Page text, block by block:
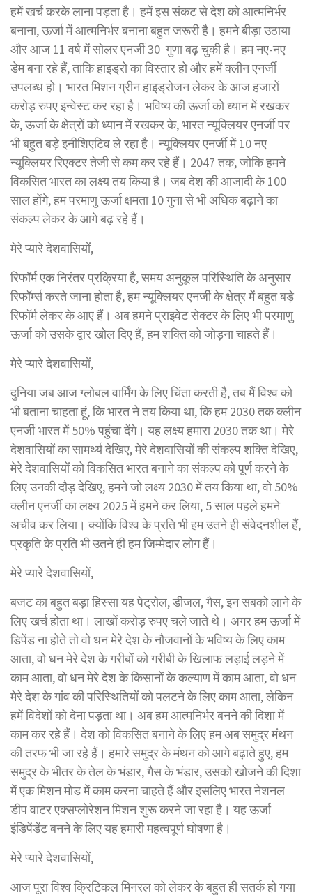
हमें खर्च करके लाना पड़ता है। हमें इस संकट से देश को आत्मनिर्भर
बनाना, ऊर्जा में आत्मनिर्भर बनाना बहुत जरूरी है। हमने बीड़ा उठाया
और आज 11 वर्ष में सोलर एनर्जी 30 गुणा बढ़ चुकी है। हम नए-नए
डेम बना रहे हैं, ताकि हाइड्रो का विस्तार हो और हमें क्लीन एनर्जी
उपलब्ध हो। भारत मिशन ग्रीन हाइड्रोजन लेकर के आज हजारों
करोड़ रुपए इन्वेस्ट कर रहा है। भविष्य की ऊर्जा को ध्यान में रखकर
के, ऊर्जा के क्षेत्रों को ध्यान में रखकर के, भारत न्यूक्लियर एनर्जी पर
भी बहुत बड़े इनीशिएटिव ले रहा है। न्यूक्लियर एनर्जी में 10 नए
न्यूक्लियर रिएक्टर तेजी से कम कर रहे हैं। 2047 तक, जोकि हमने
विकसित भारत का लक्ष्य तय किया है। जब देश की आजादी के 100
साल होंगे, हम परमाणु ऊर्जा क्षमता 10 गुना से भी अधिक बढ़ाने का
संकल्प लेकर के आगे बढ़ रहे हैं।
मेरे प्यारे देशवासियों,
रिफॉर्म एक निरंतर प्रक्रिया है, समय अनुकूल परिस्थिति के अनुसार
रिफॉर्म्स करते जाना होता है, हम न्यूक्लियर एनर्जी के क्षेत्र में बहुत बड़े
रिफॉर्म लेकर के आए हैं। अब हमने प्राइवेट सेक्टर के लिए भी परमाणु
ऊर्जा को उसके द्वार खोल दिए हैं, हम शक्ति को जोड़ना चाहते हैं।
मेरे प्यारे देशवासियों,
दुनिया जब आज ग्लोबल वार्मिंग के लिए चिंता करती है, तब मैं विश्व को
भी बताना चाहता हूं, कि भारत ने तय किया था, कि हम 2030 तक क्लीन
एनर्जी भारत में 50% पहुंचा देंगे। यह लक्ष्य हमारा 2030 तक था। मेरे
देशवासियों का सामर्थ्य देखिए, मेरे देशवासियों की संकल्प शक्ति देखिए,
मेरे देशवासियों को विकसित भारत बनाने का संकल्प को पूर्ण करने के
लिए उनकी दौड़ देखिए, हमने जो लक्ष्य 2030 में तय किया था, वो 50%
क्लीन एनर्जी का लक्ष्य 2025 में हमने कर लिया, 5 साल पहले हमने
अचीव कर लिया। क्योंकि विश्व के प्रति भी हम उतने ही संवेदनशील हैं,
प्रकृति के प्रति भी उतने ही हम जिम्मेदार लोग हैं।
मेरे प्यारे देशवासियों,
बजट का बहुत बड़ा हिस्सा यह पेट्रोल, डीजल, गैस, इन सबको लाने के
लिए खर्च होता था। लाखों करोड़ रुपए चले जाते थे। अगर हम ऊर्जा में
डिपेंड ना होते तो वो धन मेरे देश के नौजवानों के भविष्य के लिए काम
आता, वो धन मेरे देश के गरीबों को गरीबी के खिलाफ लड़ाई लड़ने में
काम आता, वो धन मेरे देश के किसानों के कल्याण में काम आता, वो धन
मेरे देश के गांव की परिस्थितियों को पलटने के लिए काम आता, लेकिन
हमें विदेशों को देना पड़ता था। अब हम आत्मनिर्भर बनने की दिशा में
काम कर रहे हैं। देश को विकसित बनाने के लिए हम अब समुद्र मंथन
की तरफ भी जा रहे हैं। हमारे समुद्र के मंथन को आगे बढ़ाते हुए, हम
समुद्र के भीतर के तेल के भंडार, गैस के भंडार, उसको खोजने की दिशा
में एक मिशन मोड में काम करना चाहते हैं और इसलिए भारत नेशनल
डीप वाटर एक्सप्लोरेशन मिशन शुरू करने जा रहा है। यह ऊर्जा
इंडिपेंडेंट बनने के लिए यह हमारी महत्वपूर्ण घोषणा है।
मेरे प्यारे देशवासियों,
आज पूरा विश्व क्रिटिकल मिनरल को लेकर के बहुत ही सतर्क हो गया